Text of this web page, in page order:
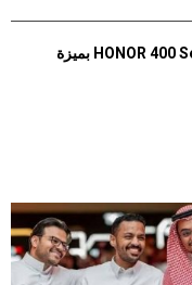
Honor تطلق سلسلة HONOR 400 Series بميزة